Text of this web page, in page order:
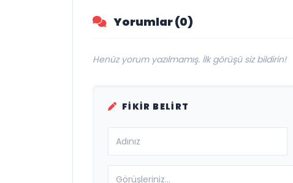
Yorumlar (0)
Henüz yorum yazılmamış. İlk görüşü siz bildirin!
FIKIR BELIRT